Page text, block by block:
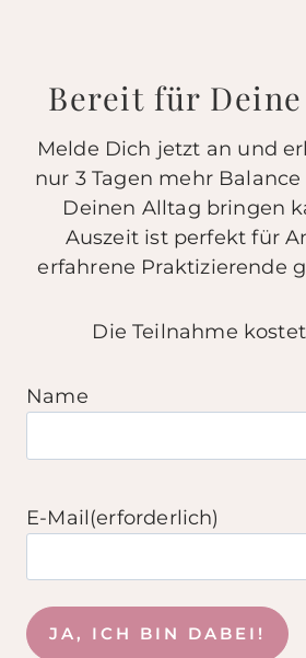
Bereit für Deine
Melde Dich jetzt an und
nur 3 Tagen mehr
Deinen Alltag bringen
Auszeit ist perfekt für
erfahrene Praktizierende
Die Teilnahme
Name
E-Mail(erforderlich)
JA, ICH BIN DABEI!